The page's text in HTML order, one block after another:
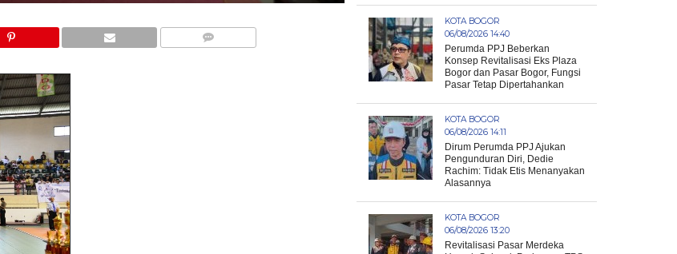
KOTA BOGOR
06/08/2026 14:40
Perumda PPJ Beberkan
Konsep Revitalisasi Eks Plaza
Bogor dan Pasar Bogor, Fungsi
Pasar Tetap Dipertahankan
KOTA BOGOR
06/08/2026 14:11
Dirum Perumda PPJ Ajukan
Pengunduran Diri, Dedie
Rachim: Tidak Etis Menanyakan
Alasannya
KOTA BOGOR
06/08/2026 13:20
Revitalisasi Pasar Merdeka